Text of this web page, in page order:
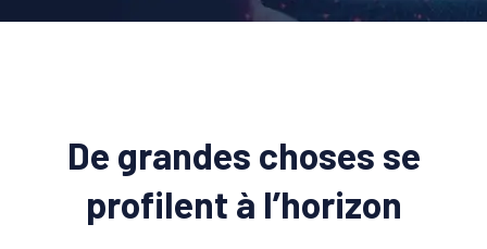
De grandes choses se
profilent à l’horizon